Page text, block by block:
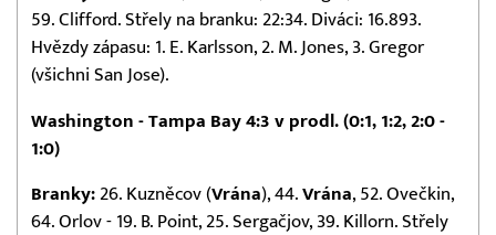
59. Clifford. Střely na branku: 22:34. Diváci: 16.893.
Hvězdy zápasu: 1. E. Karlsson, 2. M. Jones, 3. Gregor
(všichni San Jose).
Washington - Tampa Bay 4:3 v prodl. (0:1, 1:2, 2:0 -
1:0)
Branky: 26. Kuzněcov (Vrána), 44. Vrána, 52. Ovečkin,
64. Orlov - 19. B. Point, 25. Sergačjov, 39. Killorn. Střely